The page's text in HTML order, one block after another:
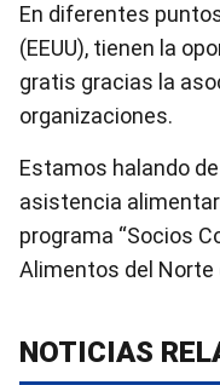
En diferentes
(EEUU), tienen la
gratis gracias la
organizaciones.
Estamos halando
asistencia
programa “Socios
Alimentos del Norte
NOTICIAS